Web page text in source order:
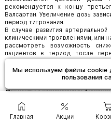
Мы используем файлы cookie
пользования
Главная Акции
рекомендуется к концу
Валсартан. Увеличение дозы
период титрования.
В случае развития
клиническими проявлениями, или
рассмотреть возможность
пациентов в период после
должна включать оценку функции
Применение у пациентов в
У пожилых пациентов
Пациенты с нарушениями функции
Одновременный прием
пациентам с нарушением